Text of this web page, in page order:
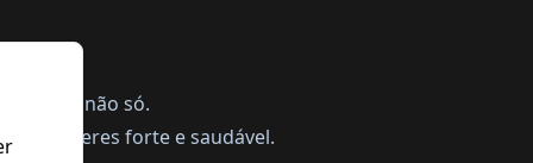
mas não só.
te manteres forte e saudável.